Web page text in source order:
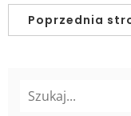
Poprzednia